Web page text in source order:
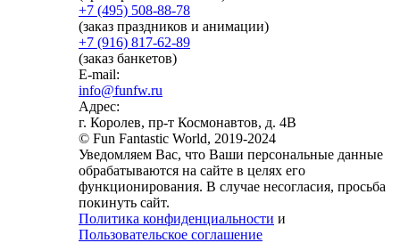
+7 (495) 508-88-78
(заказ праздников и анимации)
+7 (916) 817-62-89
(заказ банкетов)
E-mail:
info@funfw.ru
Адрес:
г. Королев, пр-т Космонавтов, д. 4В
© Fun Fantastic World, 2019-2024
Уведомляем Вас, что Ваши персональные данные
обрабатываются на сайте в целях его
функционирования. В случае несогласия, просьба
покинуть сайт.
Политика конфиденциальности и
Пользовательское соглашение